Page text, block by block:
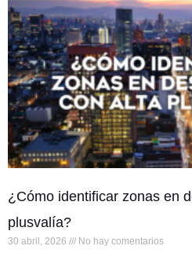
¿Cómo identificar zonas en
plusvalía?
30 abril, 2026 No hay comentarios